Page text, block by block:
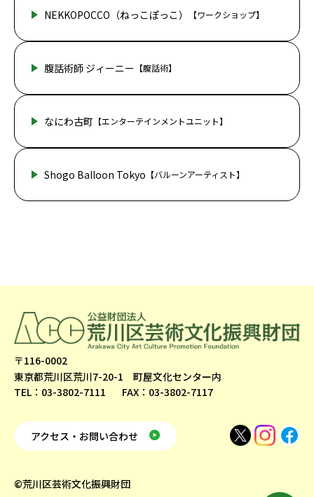
NEKKOPOCCO（ねっこぽっこ） 【ワークショップ】
腹話術師 ジィーニー 【腹話術】
なにわ古町 【エンターテインメントユニット】
Shogo Balloon Tokyo 【バルーンアーティスト】
〒116-0002
東京都荒川区荒川7-20-1 町屋文化センター内
TEL：03-3802-7111
FAX：03-3802-7117
アクセス・お問い合わせ
©荒川区芸術文化振興財団